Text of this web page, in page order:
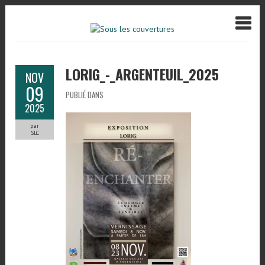
NOV
09
2025
par
SLC
LORIG_-_ARGENTEUIL_2025
PUBLIÉ DANS